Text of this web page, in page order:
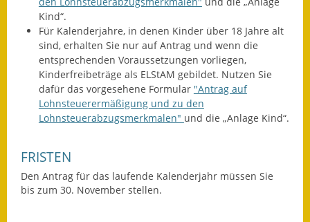
Formulare
Fundbehörde
Gemeinderat
Sitzungsberichte 2016
Kind“.
Für Kalenderjahre, in denen Kinder über 18 Jahre alt
sind, erhalten Sie nur auf Antrag und wenn die
entsprechenden Voraussetzungen vorliegen,
Kinderfreibeträge als ELStAM gebildet. Nutzen Sie
dafür das vorgesehene Formular "Antrag auf
Lohnsteuerermäßigung und zu den
Lohnsteuerabzugsmerkmalen" und die „Anlage Kind“.
FRISTEN
Den Antrag für das laufende Kalenderjahr müssen Sie
bis zum 30. November stellen.